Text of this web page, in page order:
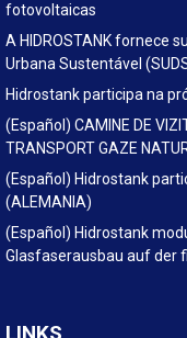
fotovoltaicas
A HIDROSTANK fornece
Urbana Sustentável
Hidrostank participa na
(Español) CAMINE DE
TRANSPORT GAZE
(Español) Hidrostank
(ALEMANIA)
(Español) Hidrostank
Glasfaserausbau auf der